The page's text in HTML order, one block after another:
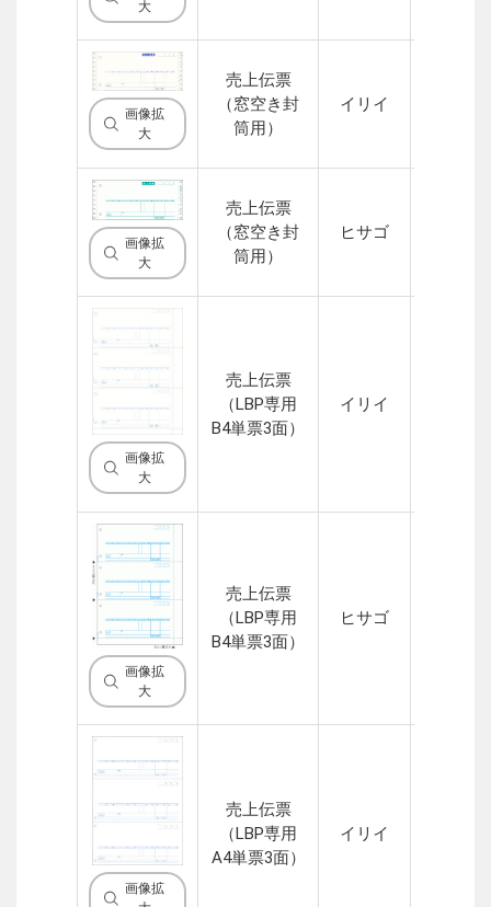
大
画像拡
大
売上伝票
（窓空き封
筒用）
イリイ
画像拡
大
売上伝票
（窓空き封
筒用）
ヒサゴ
画像拡
大
売上伝票
（LBP専用
B4単票3面）
イリイ
画像拡
大
売上伝票
（LBP専用
B4単票3面）
ヒサゴ
画像拡
売上伝票
（LBP専用
A4単票3面）
イリイ